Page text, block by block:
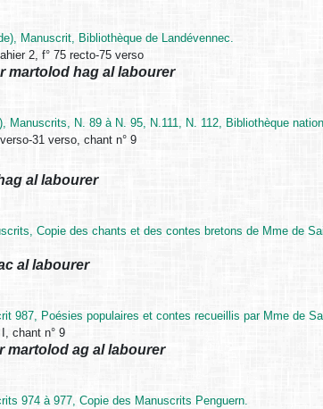
Manuscrit, Bibliothèque de Landévennec.
2, f° 75 recto-75 verso
martolod hag al labourer
Manuscrits, N. 89 à N. 95, N.111, N. 112, Bibliothèque
31 verso, chant n° 9
al labourer
Copie des chants et des contes bretons de Mme de
al labourer
987, Poésies populaires et contes recueillis par Mme de
chant n° 9
martolod ag al labourer
974 à 977, Copie des Manuscrits Penguern.